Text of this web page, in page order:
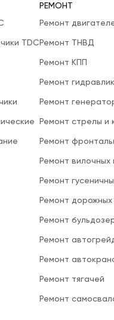
TDC
РЕМОНТ
Ремонт
Ремонт ТНВД
Ремонт КПП
Ремонт
Ремонт
Ремонт стрелы и
Ремонт
Ремонт вилочных
Ремонт
Ремонт дорожных
Ремонт
Ремонт
Ремонт
Ремонт тягачей
Ремонт